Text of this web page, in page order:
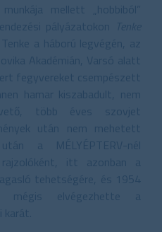
mellett „hobbiból”
pályázatokon Tenke
a háború legvégén, az
Akadémián, Varsó alatt
fegyvereket csempészett
hamar kiszabadult, nem
több éves szovjet
után nem mehetett
a MÉLYÉPTERV-nél
itt azonban a
tehetségére, és 1954
mégis elvégezhette a
karát.